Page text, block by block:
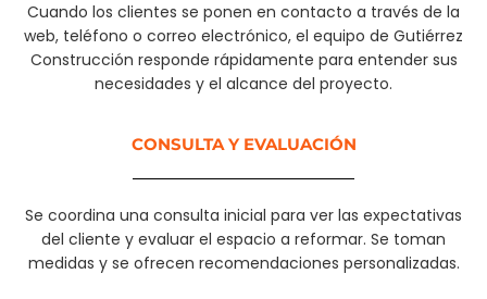
Cuando los clientes se ponen en contacto a través de la
web, teléfono o correo electrónico, el equipo de Gutiérrez
Construcción responde rápidamente para entender sus
necesidades y el alcance del proyecto.
CONSULTA Y EVALUACIÓN
Se coordina una consulta inicial para ver las expectativas
del cliente y evaluar el espacio a reformar. Se toman
medidas y se ofrecen recomendaciones personalizadas.